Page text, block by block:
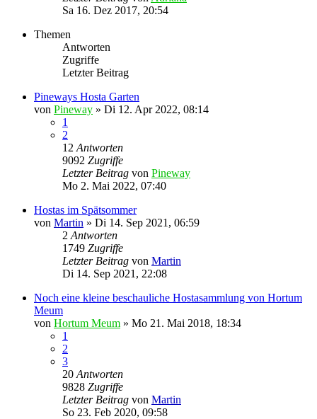
Sa 16. Dez 2017, 20:54
Themen
Antworten
Zugriffe
Letzter Beitrag
Pineways Hosta Garten
von Pineway » Di 12. Apr 2022, 08:14
1
2
12 Antworten
9092 Zugriffe
Letzter Beitrag von Pineway
Mo 2. Mai 2022, 07:40
Hostas im Spätsommer
von Martin » Di 14. Sep 2021, 06:59
2 Antworten
1749 Zugriffe
Letzter Beitrag von Martin
Di 14. Sep 2021, 22:08
Noch eine kleine beschauliche Hostasammlung von Hortum
Meum
von Hortum Meum » Mo 21. Mai 2018, 18:34
1
2
3
20 Antworten
9828 Zugriffe
Letzter Beitrag von Martin
So 23. Feb 2020, 09:58